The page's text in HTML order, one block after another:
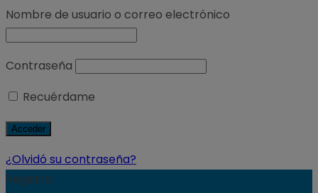
Nombre de usuario o correo electrónico
Contraseña
Recuérdame
¿Olvidó su contraseña?
Registro